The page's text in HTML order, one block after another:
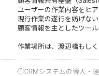
ユーザーの作業内容をヒア
現行作業の遂行を妨げな
顧客情報を主としたツー
作業場所は、渡辺橋もし
①CRMシステムの導入・